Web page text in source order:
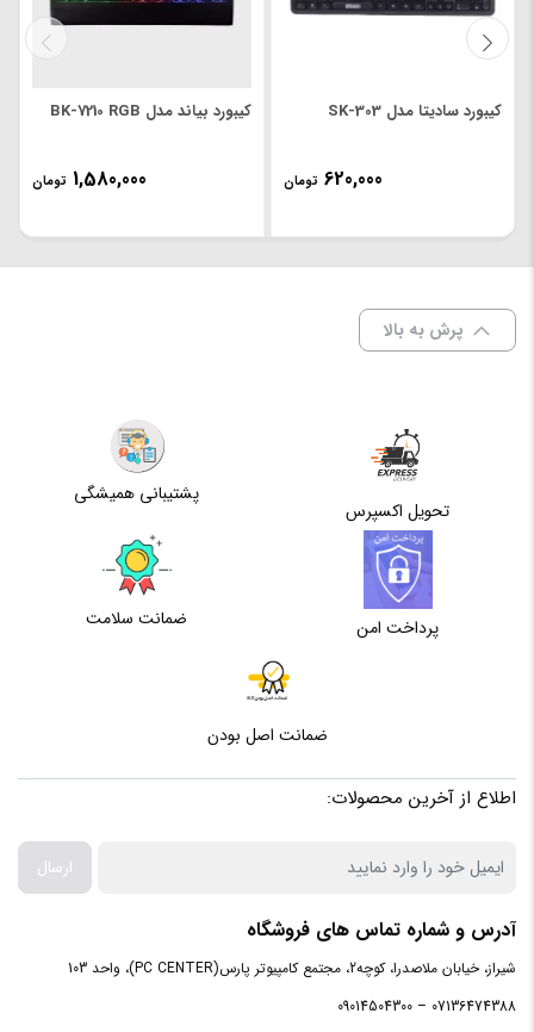
منبع
تغذیه
کیبورد سادیتا مدل SK-303
620,000 تومان
کیبورد بیاند مدل BK-7210 RGB
1,580,000 تومان
پرش به بالا
تحویل اکسپرس
پشتیبانی همیشگی
پرداخت امن ضمانت سلامت
ضمانت اصل بودن
اطلاع از آخرین محصولات:
ارسال
آدرس و شماره تماس های فروشگاه
شیراز، خیابان ملاصدرا، کوچه2، مجتمع کامپیوتر پارس(PC CENTER)، واحد 103
07136474388 – 09014504300